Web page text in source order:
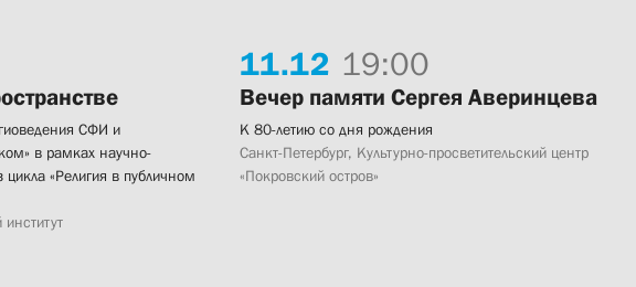
СФИ и
в рамках научно-
«Религия в публичном
11.12 19:00
Вечер памяти Сергея Аверинцева
К 80-летию со дня рождения
Санкт-Петербург, Культурно-просветительский центр
«Покровский остров»